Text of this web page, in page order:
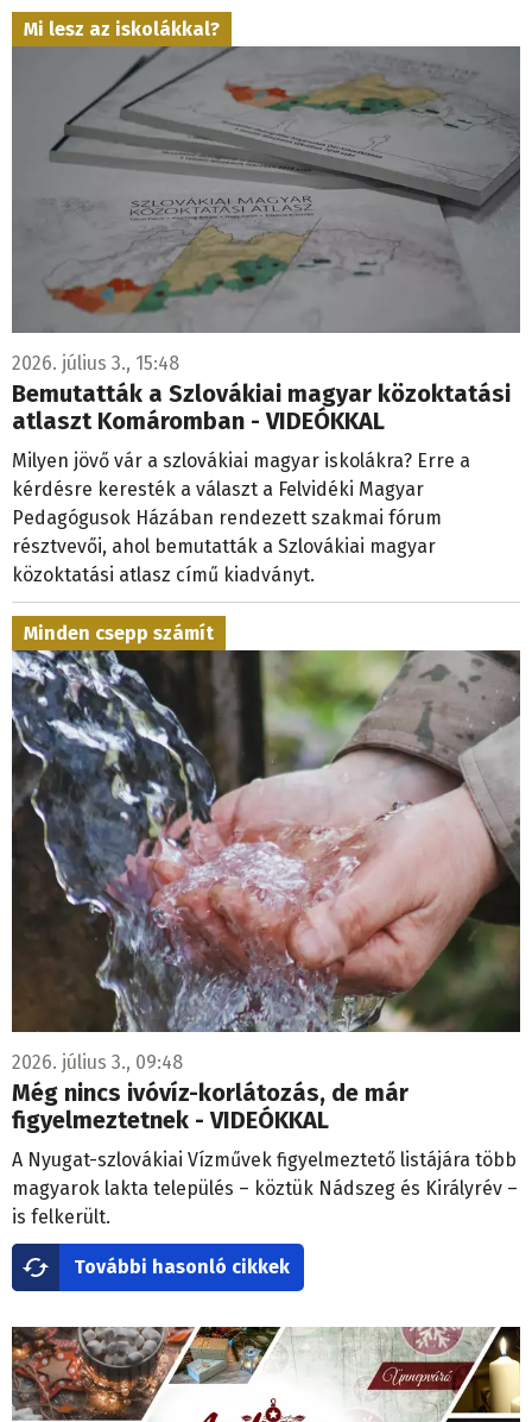
Mi lesz az iskolákkal?
2026. július 3., 15:48
Bemutatták a Szlovákiai magyar közoktatási
atlaszt Komáromban - VIDEÓKKAL
Milyen jövő vár a szlovákiai magyar iskolákra? Erre a
kérdésre keresték a választ a Felvidéki Magyar
Pedagógusok Házában rendezett szakmai fórum
résztvevői, ahol bemutatták a Szlovákiai magyar
közoktatási atlasz című kiadványt.
Minden csepp számít
2026. július 3., 09:48
Még nincs ivóvíz-korlátozás, de már
figyelmeztetnek - VIDEÓKKAL
A Nyugat-szlovákiai Vízművek figyelmeztető listájára több
magyarok lakta település – köztük Nádszeg és Királyrév –
is felkerült.
További hasonló cikkek